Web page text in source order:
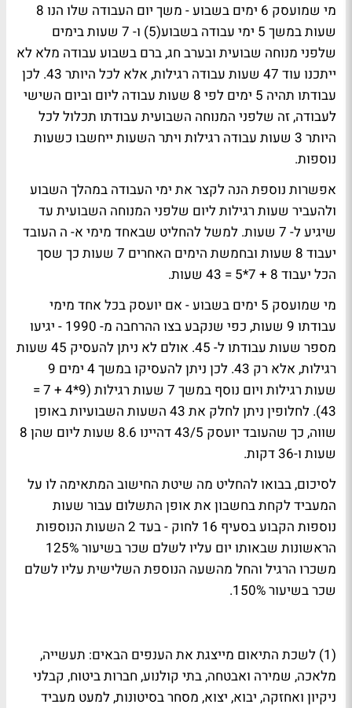
מי שמועסק 6 ימים בשבוע - משך יום העבודה שלו הנו 8
שעות במשך 5 ימי עבודה בשבוע(5) ו- 7 שעות בימים
שלפני מנוחה שבועית ובערב חג, ברם בשבוע עבודה מלא לא
ייתכנו עוד 47 שעות עבודה רגילות, אלא לכל היותר 43. לכן
עבודתו תהיה 5 ימים לפי 8 שעות עבודה ליום וביום השישי
לעבודה, זה שלפני המנוחה השבועית עבודתו תכלול לכל
היותר 3 שעות עבודה רגילות ויתר השעות ייחשבו כשעות
נוספות.
אפשרות נוספת הנה לקצר את ימי העבודה במהלך השבוע
ולהעביר שעות רגילות ליום שלפני המנוחה השבועית עד
שיגיע ל- 7 שעות. למשל להחליט שבאחד מימי א- ה העובד
יעבוד 8 שעות ובחמשת הימים האחרים 7 שעות כך שסך
הכל יעבוד 8 + 7*5 = 43 שעות.
מי שמועסק 5 ימים בשבוע - אם יועסק בכל אחד מימי
עבודתו 9 שעות, כפי שנקבע בצו ההרחבה מ- 1990 - יגיעו
מספר שעות עבודתו ל- 45. אולם לא ניתן להעסיק 45 שעות
רגילות, אלא רק 43. לכן ניתן להעסיקו במשך 4 ימים 9
שעות רגילות ויום נוסף במשך 7 שעות רגילות (9*4 + 7 =
43). לחלופין ניתן לחלק את 43 השעות השבועיות באופן
שווה, כך שהעובד יועסק 43/5 דהיינו 8.6 שעות ליום שהן 8
שעות ו-36 דקות.
לסיכום, בבואו להחליט מה שיטת החישוב המתאימה לו על
המעביד לקחת בחשבון את אופן התשלום עבור שעות
נוספות הקבוע בסעיף 16 לחוק - בעד 2 השעות הנוספות
הראשונות שבאותו יום עליו לשלם שכר בשיעור 125%
משכרו הרגיל והחל מהשעה הנוספת השלישית עליו לשלם
שכר בשיעור 150%.
(1) לשכת התיאום מייצגת את הענפים הבאים: תעשייה,
מלאכה, שמירה ואבטחה, בתי קולנוע, חברות ביטוח, קבלני
ניקיון ואחזקה, יבוא, יצוא, מסחר בסיטונות, למעט מעביד